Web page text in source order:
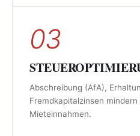
03
Abschreibung (AfA),
Fremdkapitalzinsen
Mieteinnahmen.